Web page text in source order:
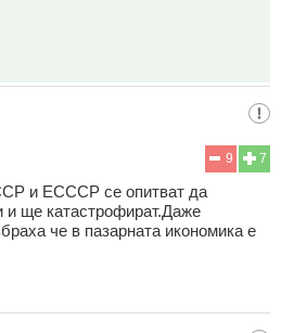
7
9
и ЕСССР се опитват да
и ще катастрофират.Даже
че в пазарната икономика е